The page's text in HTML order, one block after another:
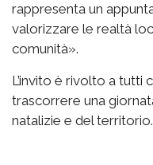
rappresenta un
valorizzare le realtà
comunità».
L’invito è rivolto a tutti
trascorrere una
natalizie e del territorio.